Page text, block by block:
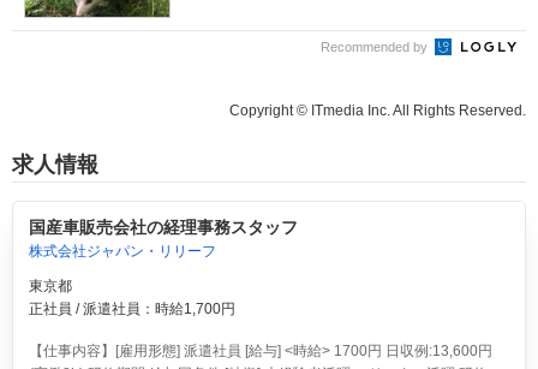
Recommended by
Copyright © ITmedia Inc. All Rights Reserved.
求人情報
国産車販売会社の経理事務スタッフ
株式会社ジャパン・リリーフ
東京都
正社員 / 派遣社員：時給1,700円
【仕事内容】[雇用形態] 派遣社員 [給与] <時給> 1700円 日収例:13,600円